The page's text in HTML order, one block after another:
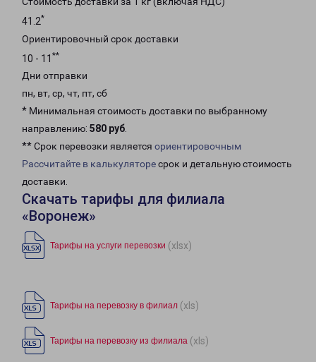
41.2*
Ориентировочный срок доставки
10 - 11 **
Дни отправки
пн, вт, ср, чт, пт, сб
* Минимальная стоимость доставки по выбранному
направлению: 580 руб.
** Срок перевозки является ориентировочным
Рассчитайте в калькуляторесрок и детальную стоимость
доставки.
Скачать тарифы для филиала
«Воронеж»
Тарифы на услуги перевозки (xlsx)
Тарифы на перевозку в филиал (xls)
Тарифы на перевозку из филиала (xls)